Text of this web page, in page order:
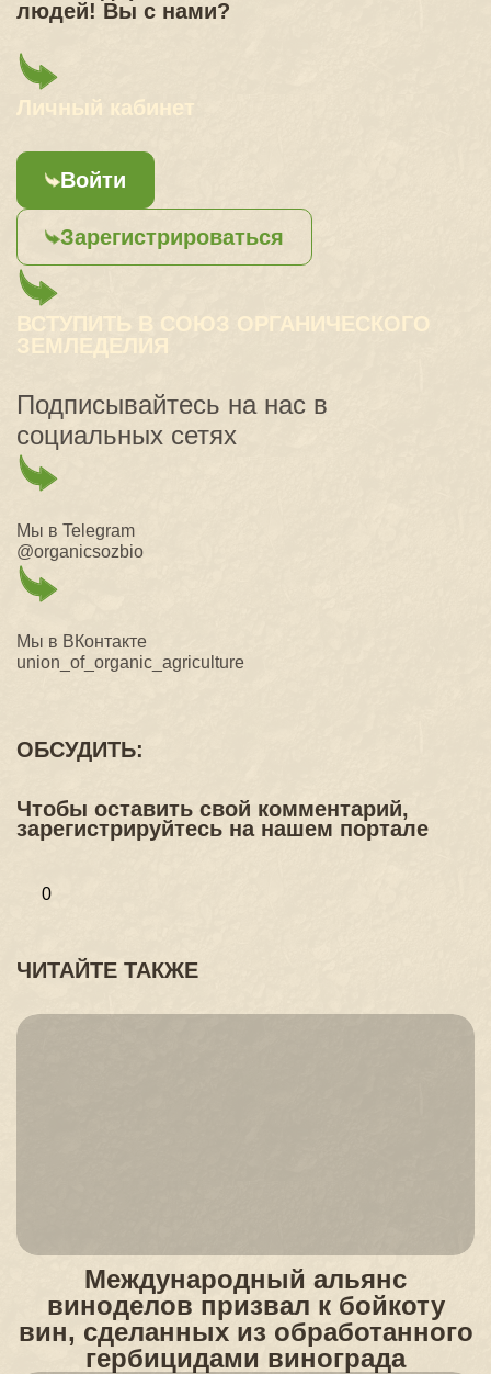
людей! Вы с нами?
Личный кабинет
Войти
Зарегистрироваться
ВСТУПИТЬ В СОЮЗ ОРГАНИЧЕСКОГО
ЗЕМЛЕДЕЛИЯ
Подписывайтесь на нас в
социальных сетях
Мы в Telegram
@organicsozbio
Мы в ВКонтакте
union_of_organic_agriculture
ОБСУДИТЬ:
Чтобы оставить свой комментарий,
зарегистрируйтесь на нашем портале
0
ЧИТАЙТЕ ТАКЖЕ
Международный альянс
виноделов призвал к бойкоту
вин, сделанных из обработанного
гербицидами винограда